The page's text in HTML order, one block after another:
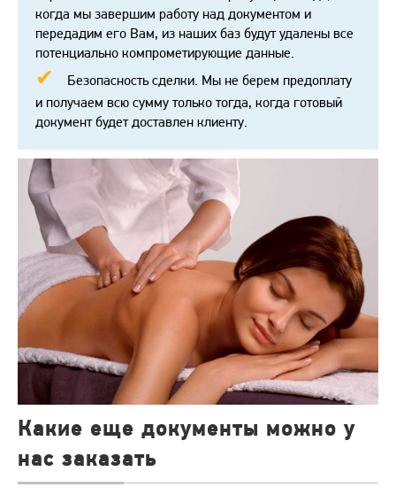
когда мы завершим работу над документом и
передадим его Вам, из наших баз будут удалены все
потенциально компрометирующие данные.
Безопасность сделки. Мы не берем предоплату
и получаем всю сумму только тогда, когда готовый
документ будет доставлен клиенту.
Какие еще документы можно у
нас заказать